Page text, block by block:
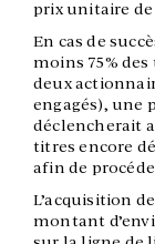
prix unitaire de
En cas de
moins 75%
deux
engagés), une
déclencherait
titres encore
afin de
L’acquisition
montant